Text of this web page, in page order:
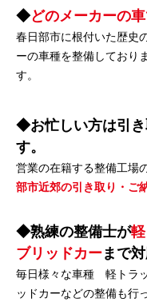
どのメーカーの
春日部市に根付いた歴史
ーの車種を整備しており
す。
お忙しい方は引
す。
営業の在籍する整備工場
部市近郊の引き取り・ご
熟練の整備士が
ブリッドカーまで
毎日様々な車種 軽トラ
ッドカーなどの整備も行